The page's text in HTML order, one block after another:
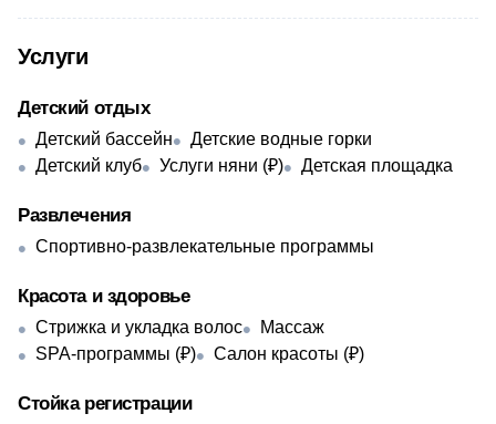
Услуги
Детский отдых
Детский бассейн
Детские водные горки
Детский клуб
Услуги няни (₽) Детская площадка
Развлечения
Спортивно-развлекательные программы
Красота и здоровье
Стрижка и укладка волос
Массаж
SPA-программы (₽)
Салон красоты (₽)
Стойка регистрации